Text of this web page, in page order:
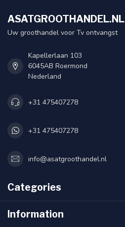
ASATGROOTHANDEL.NL
Uw groothandel voor Tv ontvangst
Kapellerlaan 103
6045AB Roermond
Nederland
+31 475407278
+31 475407278
info@asatgroothandel.nl
Categories
Information